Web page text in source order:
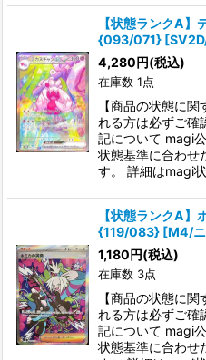
【状態ランクA】
{093/071}
4,280円(税込)
在庫数 1点
【商品の状態に
れる方は必ずご確
記について magi
状態基準に合わせ
す。 詳細はmagi
【状態ランクA】
{119/083} [M4/ニ
1,180円(税込)
在庫数 3点
【商品の状態に
れる方は必ずご確
記について magi
状態基準に合わせ